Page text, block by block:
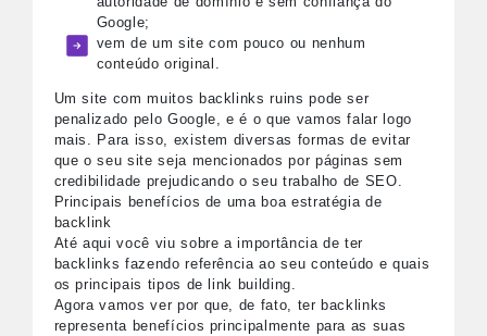
Google;
vem de um site com pouco ou nenhum
conteúdo original.
Um site com muitos backlinks ruins pode ser
penalizado pelo Google, e é o que vamos falar logo
mais. Para isso, existem diversas formas de evitar
que o seu site seja mencionados por páginas sem
credibilidade prejudicando o seu trabalho de SEO.
Principais benefícios de uma boa estratégia de
backlink
Até aqui você viu sobre a importância de ter
backlinks fazendo referência ao seu conteúdo e quais
os principais tipos de link building.
Agora vamos ver por que, de fato, ter backlinks
representa benefícios principalmente para as suas